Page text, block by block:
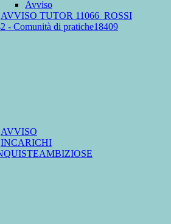
Avviso
AVVISO TUTOR 11066_ROSSI
- Comunità di pratiche18409
AVVISO
INCARICHI